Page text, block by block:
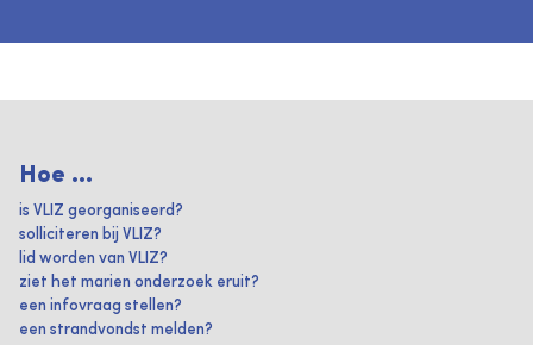
Hoe ...
is VLIZ georganiseerd?
solliciteren bij VLIZ?
lid worden van VLIZ?
ziet het marien onderzoek eruit?
een infovraag stellen?
een strandvondst melden?